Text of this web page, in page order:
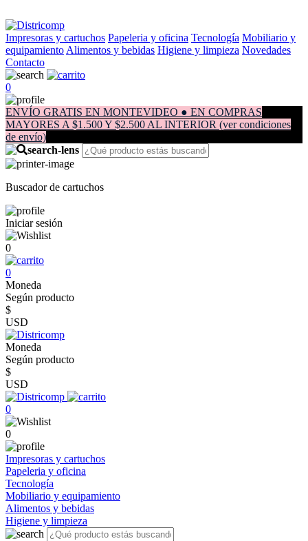
Impresoras y cartuchos Papeleria y oficina Tecnología Mobiliario y
equipamiento Alimentos y bebidas Higiene y limpieza Novedades
Contacto
0
ENVÍO GRATIS EN MONTEVIDEO ● EN COMPRAS
MAYORES A $1.500 Y $2.500 AL INTERIOR (ver condiciones
de envío)
Buscador de cartuchos
Iniciar sesión
0
0
Moneda
Según producto
$
USD
Moneda
Según producto
$
USD
0
0
Impresoras y cartuchos
Papeleria y oficina
Tecnología
Mobiliario y equipamiento
Alimentos y bebidas
Higiene y limpieza